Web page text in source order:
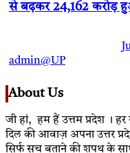
से बढ़कर 24,162 करोड़
admin@UP
About Us
जी हां, हम हैं उत्तम प्रदेश । हर
दिल की आवाज़ अपना उत्तर
सिर्फ सच बताने की शपथ के